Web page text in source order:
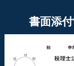
書面添